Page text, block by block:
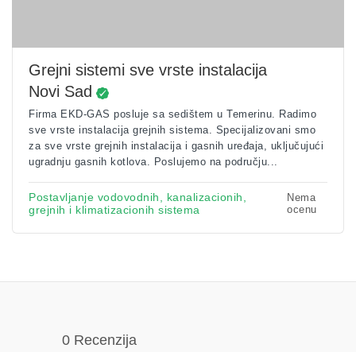
Grejni sistemi sve vrste instalacija
Novi Sad
Firma EKD-GAS posluje sa sedištem u Temerinu. Radimo
sve vrste instalacija grejnih sistema. Specijalizovani smo
za sve vrste grejnih instalacija i gasnih uređaja, uključujući
ugradnju gasnih kotlova. Poslujemo na području...
Postavljanje vodovodnih, kanalizacionih,
grejnih i klimatizacionih sistema
Nema
ocenu
0 Recenzija